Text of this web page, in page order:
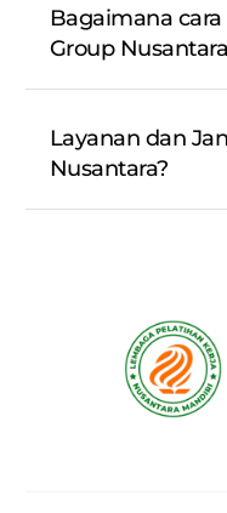
Bagaimana
Group
Layanan dan
Nusantara?